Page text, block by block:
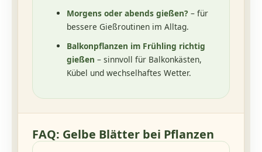
Morgens oder abends gießen? – für
bessere Gießroutinen im Alltag.
Balkonpflanzen im Frühling richtig
gießen – sinnvoll für Balkonkästen,
Kübel und wechselhaftes Wetter.
FAQ: Gelbe Blätter bei Pflanzen